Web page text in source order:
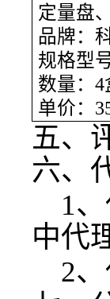
定量盘、
品牌：
规格型号
数量：4
单价：
五、
六、
1
中代
2